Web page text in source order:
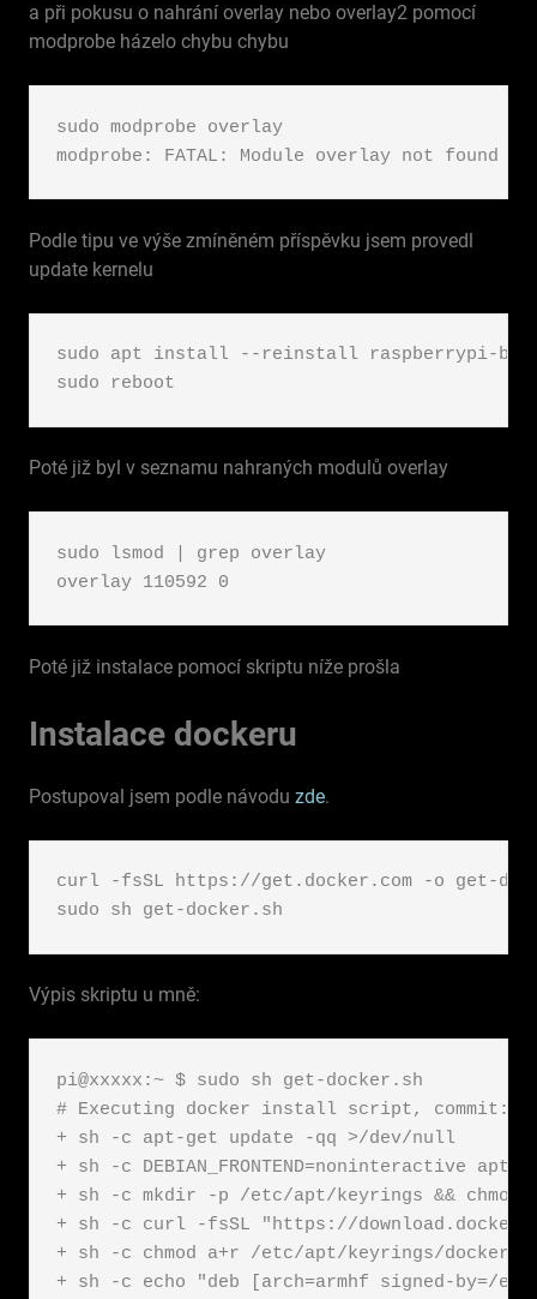
a při pokusu o nahrání overlay nebo overlay2 pomocí
modprobe házelo chybu chybu
sudo modprobe overlay
Podle tipu ve výše zmíněném příspěvku jsem provedl
update kernelu
sudo apt install --reinstall raspberrypi-
sudo reboot
Poté již byl v seznamu nahraných modulů overlay
sudo lsmod | grep overlay
overlay 110592 0
Poté již instalace pomocí skriptu níže prošla
Instalace dockeru
Postupoval jsem podle návodu zde.
curl -fsSL https://get.docker.com -o get-
Výpis skriptu u mně:
pi@xxxxx:~ $ sudo sh get-docker.sh
# Executing docker install script, commit:
+ sh -c apt-get update -qq >/dev/null
+ sh -c
+ sh -c mkdir -p /etc/apt/keyrings && chmod
+ sh -c curl -fsSL "https://
+ sh -c chmod a+r /etc/apt/keyrings/
+ sh -c echo "deb [arch=armhf signed-by=/